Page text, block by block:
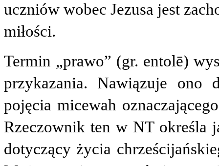
uczniów wobec Jezusa jest
miłości.
Termin „prawo” (gr. entolē)
przykazania. Nawiązuje ono
pojęcia micewah
Rzeczownik ten w NT określa
dotyczący życia